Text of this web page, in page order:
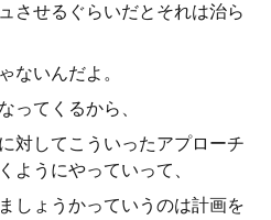
させるぐらいだとそれは治ら
ないんだよ。
ってくるから、
対してこういったアプローチ
ようにやっていって、
しょうかっていうのは計画を